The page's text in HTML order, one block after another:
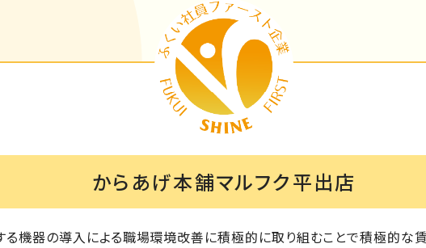
からあげ本舗マルフク平出店
機器の導入による職場環境改善に積極的に取り組むことで積極的な